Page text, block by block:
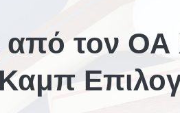
από τον